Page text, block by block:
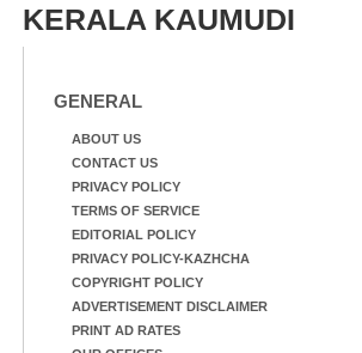
KERALA KAUMUDI
GENERAL
ABOUT US
CONTACT US
PRIVACY POLICY
TERMS OF SERVICE
EDITORIAL POLICY
PRIVACY POLICY-KAZHCHA
COPYRIGHT POLICY
ADVERTISEMENT DISCLAIMER
PRINT AD RATES